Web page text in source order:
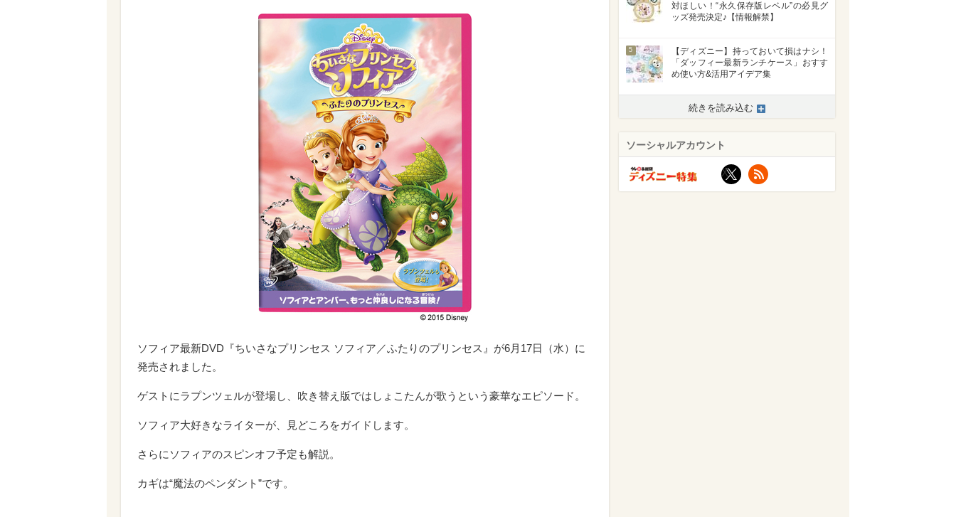
ソフィア最新DVD『ちいさなプリンセス ソフィア／ふたりのプリンセス』が6月17日（水）に
発売されました。
ゲストにラプンツェルが登場し、吹き替え版ではしょこたんが歌うという豪華なエピソード。
ソフィア大好きなライターが、見どころをガイドします。
さらにソフィアのスピンオフ予定も解説。
カギは“魔法のペンダント”です。
対ほしい！“永久保存版レベル”の必見グ
ッズ発売決定♪【情報解禁】
5
【ディズニー】持っておいて損はナシ！
「ダッフィー最新ランチケース」おすす
め使い方&活用アイデア集
続きを読み込む
ソーシャルアカウント
X